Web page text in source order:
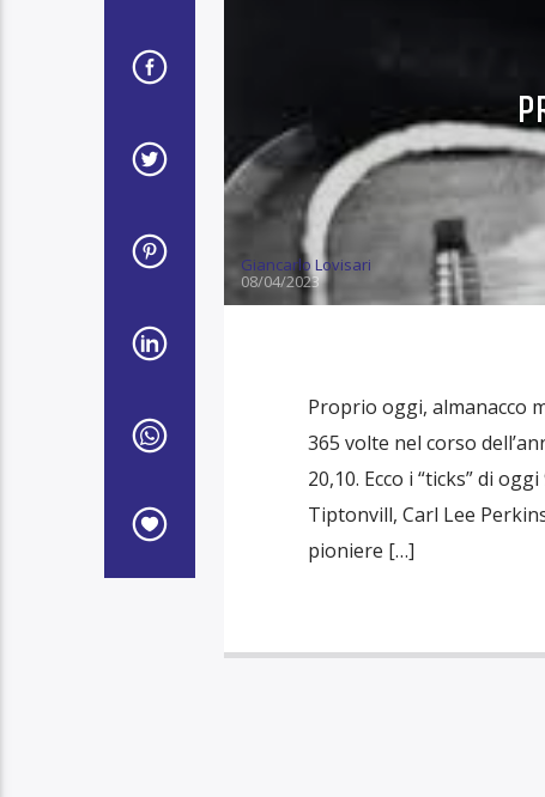
Giancarlo Lovisari
08/04/2023
Proprio oggi, almanacco
365 volte nel corso
20,10. Ecco i “ticks” di
Tiptonvill, Carl Lee
pioniere […]